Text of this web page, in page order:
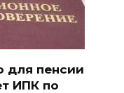
для пенсии
ИПК по